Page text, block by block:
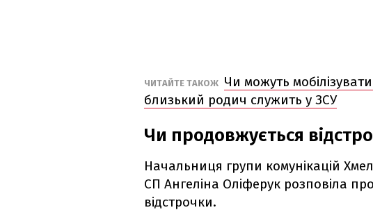
ЧИТАЙТЕ ТАКОЖ Чи можуть
близький родич служить у ЗСУ
Чи продовжується
Начальниця групи комунікацій
СП Ангеліна Оліферук розповіла
відстрочки.